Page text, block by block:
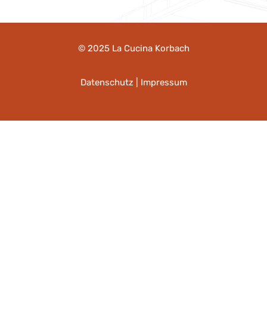
© 2025 La Cucina Korbach
Datenschutz Impressum